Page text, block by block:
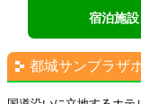
宿泊施設
都城サンプラザ